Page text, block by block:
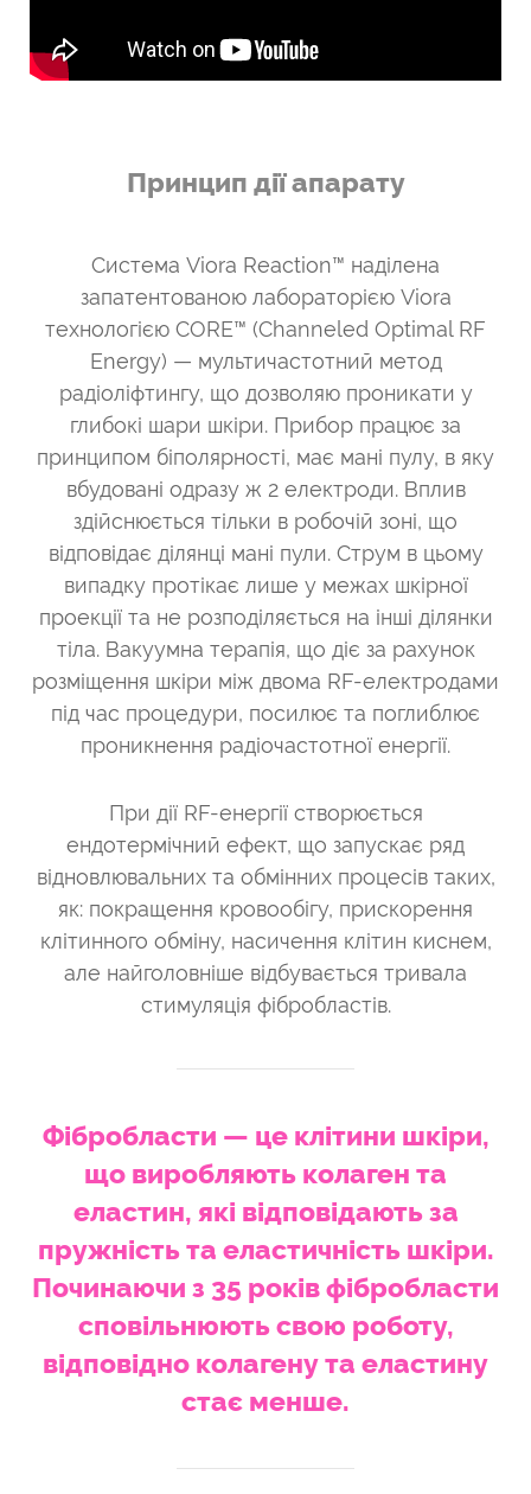
Принцип дії апарату
Система Viora Reaction™ наділена
запатентованою лабораторією Viora
технологією CORE™ (Channeled Optimal RF
Energy) — мультичастотний метод
радіоліфтингу, що дозволяю проникати у
глибокі шари шкіри. Прибор працює за
принципом біполярності, має мані пулу, в яку
вбудовані одразу ж 2 електроди. Вплив
здійснюється тільки в робочій зоні, що
відповідає ділянці мані пули. Струм в цьому
випадку протікає лише у межах шкірної
проекції та не розподіляється на інші ділянки
тіла. Вакуумна терапія, що діє за рахунок
розміщення шкіри між двома RF-електродами
під час процедури, посилює та поглиблює
проникнення радіочастотної енергії.
При дії RF-енергії створюється
ендотермічний ефект, що запускає ряд
відновлювальних та обмінних процесів таких,
як: покращення кровообігу, прискорення
клітинного обміну, насичення клітин киснем,
але найголовніше відбувається тривала
стимуляція фібробластів.
Фібробласти — це клітини шкіри,
що виробляють колаген та
еластин, які відповідають за
пружність та еластичність шкіри.
Починаючи з 35 років фібробласти
сповільнюють свою роботу,
відповідно колагену та еластину
стає менше.